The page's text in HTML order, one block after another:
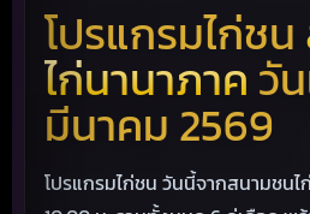
โปรแกรมไก่ชน
ไก่นานาภาค วั
มีนาคม 2569
โปรแกรมไก่ชน วันนี้จากสนามชนไ